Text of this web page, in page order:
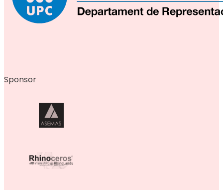
Sponsor